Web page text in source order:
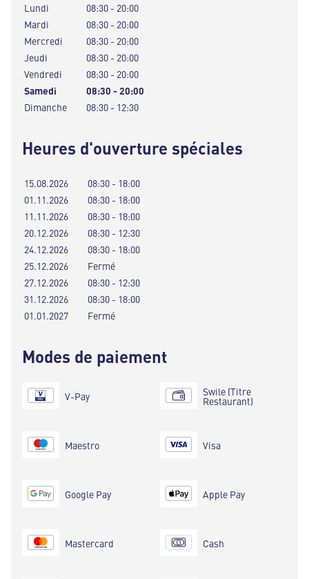
Lundi
08:30 - 20:00
Mardi
08:30 - 20:00
Mercredi
08:30 - 20:00
Jeudi
08:30 - 20:00
Vendredi
08:30 - 20:00
Samedi
08:30 - 20:00
Dimanche
08:30 - 12:30
Heures d'ouverture spéciales
15.08.2026
08:30 - 18:00
01.11.2026
08:30 - 18:00
11.11.2026
08:30 - 18:00
20.12.2026
08:30 - 12:30
24.12.2026
08:30 - 18:00
25.12.2026
Fermé
27.12.2026
08:30 - 12:30
31.12.2026
08:30 - 18:00
01.01.2027
Fermé
Modes de paiement
V-Pay
Maestro
Google Pay
Mastercard
Swile (Titre
Restaurant)
Visa
Apple Pay
Cash